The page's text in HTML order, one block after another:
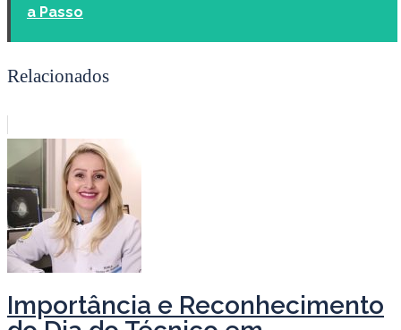
a Passo
Relacionados
Importância e Reconhecimento